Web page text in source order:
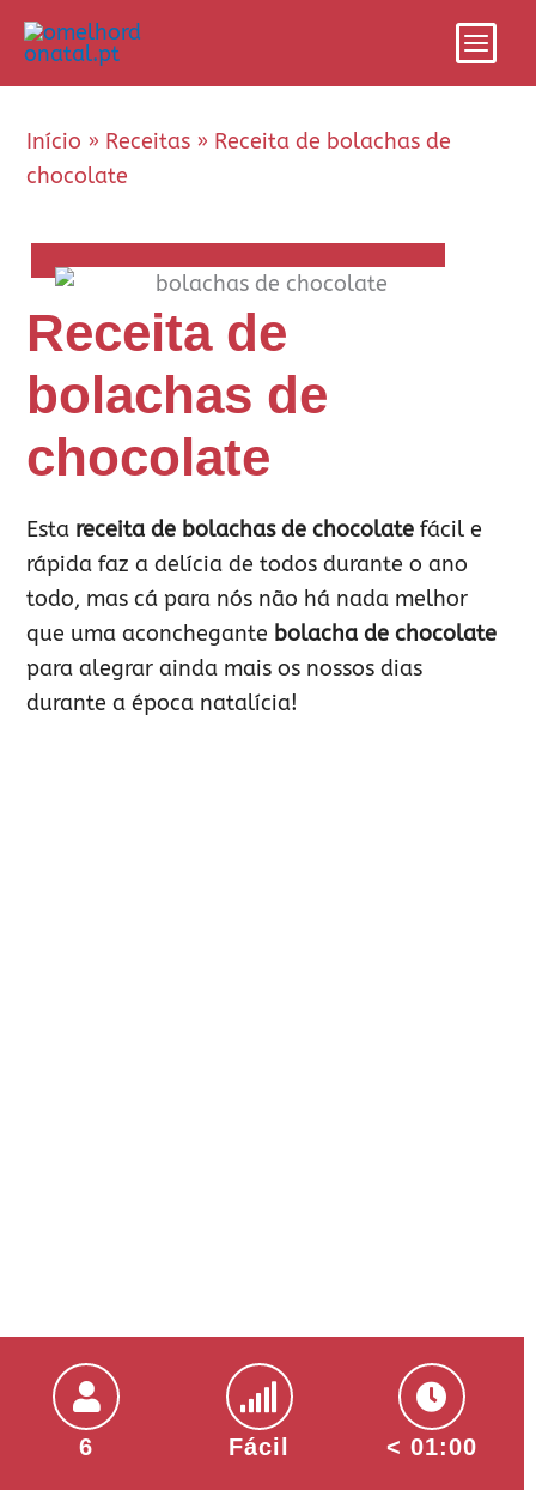
Skip
content
Main
Início » Receitas» Receita de bolachas de
chocolate
Receita de
bolachas de
chocolate
Esta receita de bolachas de chocolatefácil e
rápida faz a delícia de todos durante o ano
todo, mas cá para nós não há nada melhor
que uma aconchegante bolacha de chocolate
para alegrar ainda mais os nossos dias
durante a época natalícia!
6 Fácil < 01:00